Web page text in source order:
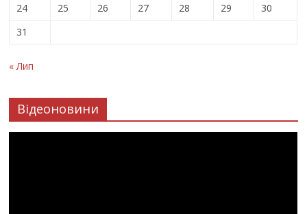
24
25 26 27 28 29
30
31
« Лип
Відеоновини